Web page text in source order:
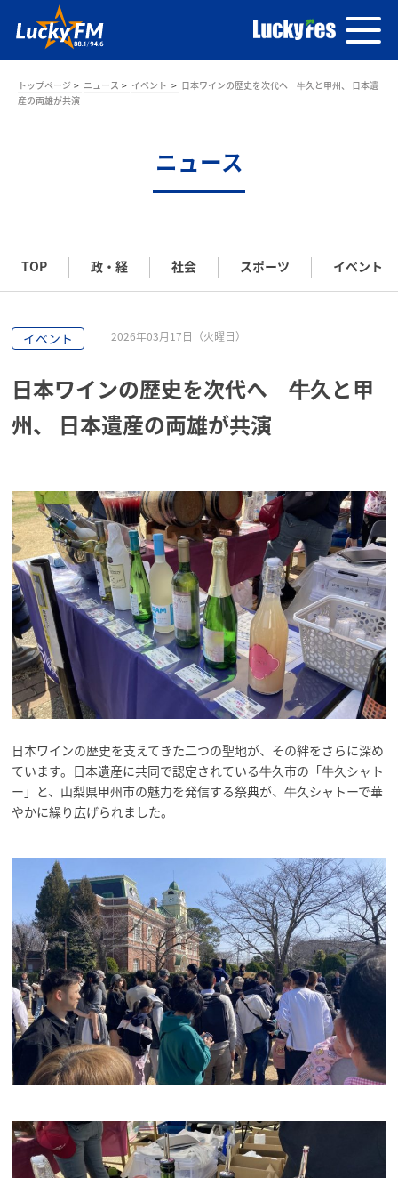
トップページ ニュース イベント
日本ワインの歴史を次代へ 牛久と甲州、 日本遺
産の両雄が共演
ニュース
TOP 政・経 社会 スポーツ イベント
イベント 2026年03月17日（火曜日）
日本ワインの歴史を次代へ 牛久と甲
州、 日本遺産の両雄が共演
日本ワインの歴史を支えてきた二つの聖地が、その絆をさらに深め
ています。日本遺産に共同で認定されている牛久市の「牛久シャト
ー」と、山梨県甲州市の魅力を発信する祭典が、牛久シャトーで華
やかに繰り広げられました。